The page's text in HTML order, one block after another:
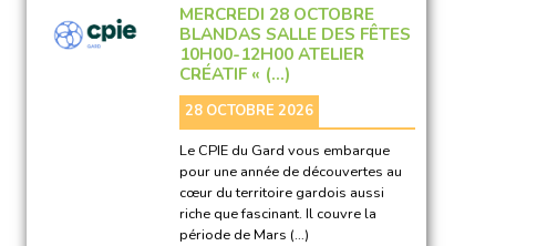
MERCREDI 28 OCTOBRE
BLANDAS SALLE DES FÊTES
10H00-12H00 ATELIER
CRÉATIF « (…)
28 OCTOBRE 2026
Le CPIE du Gard vous embarque
pour une année de découvertes au
cœur du territoire gardois aussi
riche que fascinant. Il couvre la
période de Mars (…)